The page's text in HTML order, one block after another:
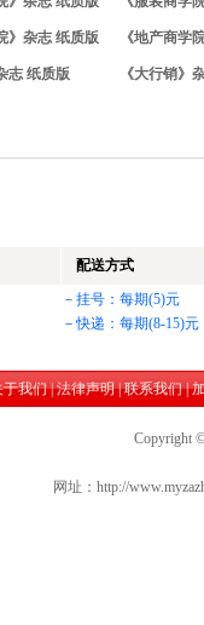
》杂志 纸质版 《地产商学
志 纸质版 《大行销》